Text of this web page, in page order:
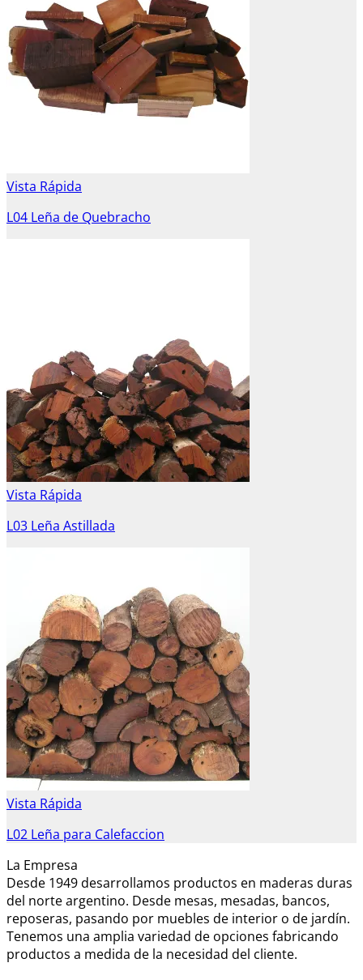
Vista Rápida
L04 Leña de Quebracho
Vista Rápida
L03 Leña Astillada
Vista Rápida
L02 Leña para Calefaccion
La Empresa
Desde 1949 desarrollamos productos en maderas duras
del norte argentino. Desde mesas, mesadas, bancos,
reposeras, pasando por muebles de interior o de jardín.
Tenemos una amplia variedad de opciones fabricando
productos a medida de la necesidad del cliente.